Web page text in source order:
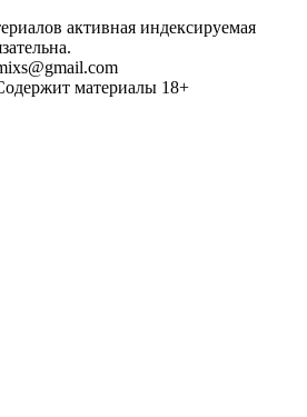
активная индексируемая
материалы 18+